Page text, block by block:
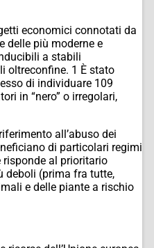
economici connotati da
delle più moderne e
a stabili
oltreconfine. 1 È stato
di individuare 109
in “nero” o irregolari,
all’abuso dei
di particolari regimi
risponde al prioritario
deboli (prima fra tutte,
e delle piante a rischio